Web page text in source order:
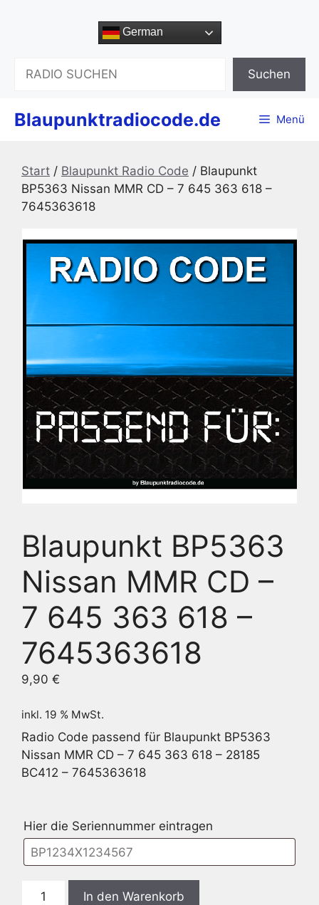
German
Suchen
Blaupunktradiocode.de Menü
Start / Blaupunkt Radio Code / Blaupunkt
BP5363 Nissan MMR CD – 7 645 363 618 –
7645363618
Blaupunkt BP5363
Nissan MMR CD –
7 645 363 618 –
7645363618
9,90 €
inkl. 19 % MwSt.
Radio Code passend für Blaupunkt BP5363
Nissan MMR CD – 7 645 363 618 – 28185
BC412 – 7645363618
Hier die Seriennummer eintragen
Blaupunkt
In den Warenkorb